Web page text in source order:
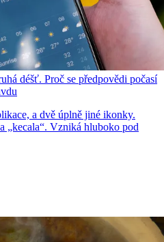
déšť. Proč se předpovědi počasí
a dvě úplně jiné ikonky.
„kecala“. Vzniká hluboko pod